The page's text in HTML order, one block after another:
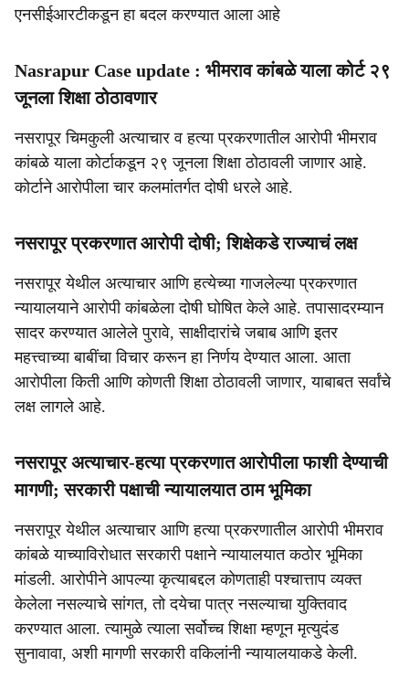
एनसीईआरटीकडून हा बदल करण्यात आला आहे
Nasrapur Case update : भीमराव कांबळे याला कोर्ट २९
जूनला शिक्षा ठोठावणार
नसरापूर चिमकुली अत्याचार व हत्या प्रकरणातील आरोपी भीमराव
कांबळे याला कोर्टाकडून २९ जूनला शिक्षा ठोठावली जाणार आहे.
कोर्टाने आरोपीला चार कलमांतर्गत दोषी धरले आहे.
नसरापूर प्रकरणात आरोपी दोषी; शिक्षेकडे राज्याचं लक्ष
नसरापूर येथील अत्याचार आणि हत्येच्या गाजलेल्या प्रकरणात
न्यायालयाने आरोपी कांबळेला दोषी घोषित केले आहे. तपासादरम्यान
सादर करण्यात आलेले पुरावे, साक्षीदारांचे जबाब आणि इतर
महत्त्वाच्या बाबींचा विचार करून हा निर्णय देण्यात आला. आता
आरोपीला किती आणि कोणती शिक्षा ठोठावली जाणार, याबाबत सर्वांचे
लक्ष लागले आहे.
नसरापूर अत्याचार-हत्या प्रकरणात आरोपीला फाशी देण्याची
मागणी; सरकारी पक्षाची न्यायालयात ठाम भूमिका
नसरापूर येथील अत्याचार आणि हत्या प्रकरणातील आरोपी भीमराव
कांबळे याच्याविरोधात सरकारी पक्षाने न्यायालयात कठोर भूमिका
मांडली. आरोपीने आपल्या कृत्याबद्दल कोणताही पश्चात्ताप व्यक्त
केलेला नसल्याचे सांगत, तो दयेचा पात्र नसल्याचा युक्तिवाद
करण्यात आला. त्यामुळे त्याला सर्वोच्च शिक्षा म्हणून मृत्युदंड
सुनावावा, अशी मागणी सरकारी वकिलांनी न्यायालयाकडे केली.